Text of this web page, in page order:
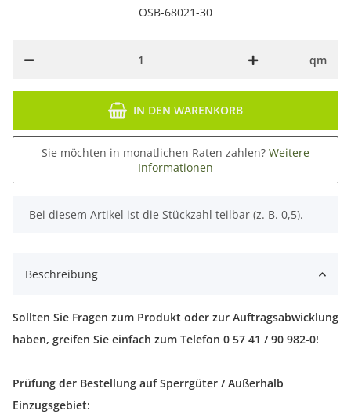
OSB-68021-30
qm
IN DEN WARENKORB
Sie möchten in monatlichen Raten zahlen? Weitere
Informationen
x
Bei diesem Artikel ist die Stückzahl teilbar (z. B. 0,5).
Beschreibung
Sollten Sie Fragen zum Produkt oder zur Auftragsabwicklung
haben, greifen Sie einfach zum Telefon 0 57 41 / 90 982-0!
Prüfung der Bestellung auf Sperrgüter / Außerhalb
Einzugsgebiet: